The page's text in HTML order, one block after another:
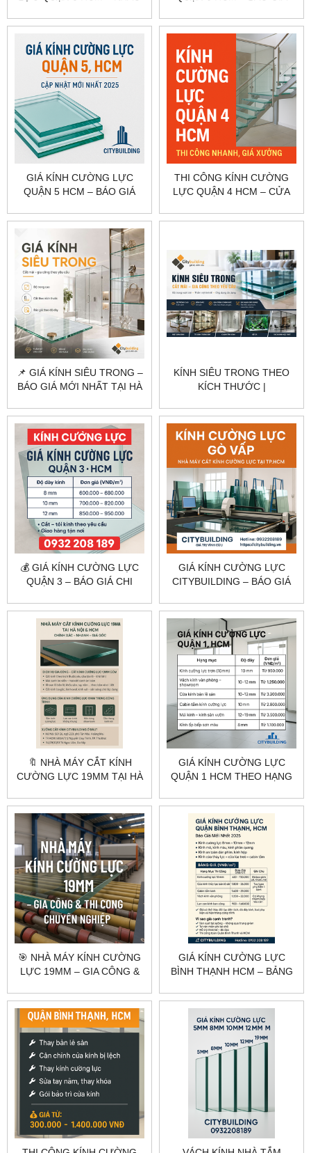
CITYBUILDING
CITYBUILDING
GIÁ KÍNH CƯỜNG LỰC
QUẬN 5 HCM – BÁO GIÁ
CITYBUILDING
THI CÔNG KÍNH CƯỜNG
LỰC QUẬN 4 HCM – CỬA
TẮM CITYBUILDING
📌 GIÁ KÍNH SIÊU TRONG –
BÁO GIÁ MỚI NHẤT TẠI HÀ
KÍNH SIÊU TRONG THEO
KÍCH THƯỚC |
💰 GIÁ KÍNH CƯỜNG LỰC
QUẬN 3 – BÁO GIÁ CHI
GIÁ KÍNH CƯỜNG LỰC
CITYBUILDING – BÁO GIÁ
TẾ
🔖 NHÀ MÁY CẮT KÍNH
CƯỜNG LỰC 19MM TẠI HÀ
NHANH – GIÁ GỐC
GIÁ KÍNH CƯỜNG LỰC
QUẬN 1 HCM THEO HẠNG
🎯 NHÀ MÁY KÍNH CƯỜNG
LỰC 19MM – GIA CÔNG &
NGHIỆP
GIÁ KÍNH CƯỜNG LỰC
BÌNH THẠNH HCM – BẢNG
CITYBUILDING